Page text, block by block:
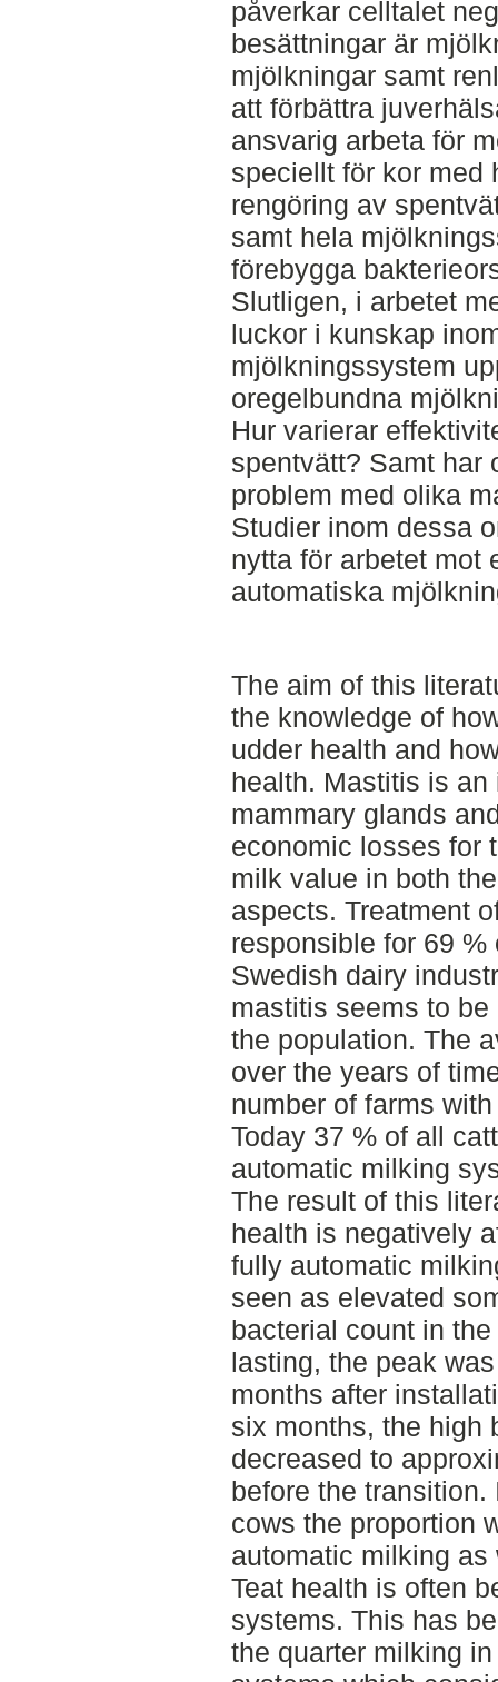
påverkar celltalet
besättningar är
mjölkningar samt
att förbättra
ansvarig arbeta för
speciellt för kor med
rengöring av
samt hela
förebygga
Slutligen, i arbetet
luckor i kunskap
mjölkningssystem
oregelbundna
Hur varierar
spentvätt? Samt har
problem med olika
Studier inom dessa
nytta för arbetet mot
automatiska
The aim of this
the knowledge of
udder health and
health. Mastitis is
mammary glands
economic losses for
milk value in both
aspects. Treatment
responsible for 69
Swedish dairy
mastitis seems to
the population. The
over the years of
number of farms
Today 37 % of all
automatic milking
The result of this
health is negatively
fully automatic
seen as elevated
bacterial count in
lasting, the peak
months after
six months, the high
decreased to
before the
cows the proportion
automatic milking
Teat health is often
systems. This has
the quarter milking